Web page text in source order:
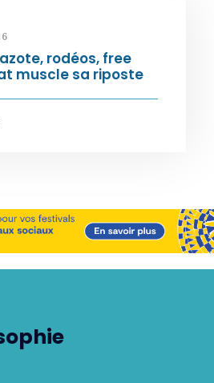
rodéos, free
muscle sa riposte